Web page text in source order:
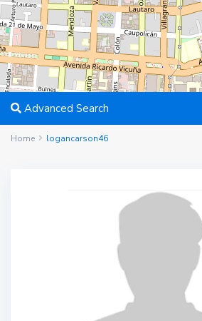
Advanced Search
Home logancarson46